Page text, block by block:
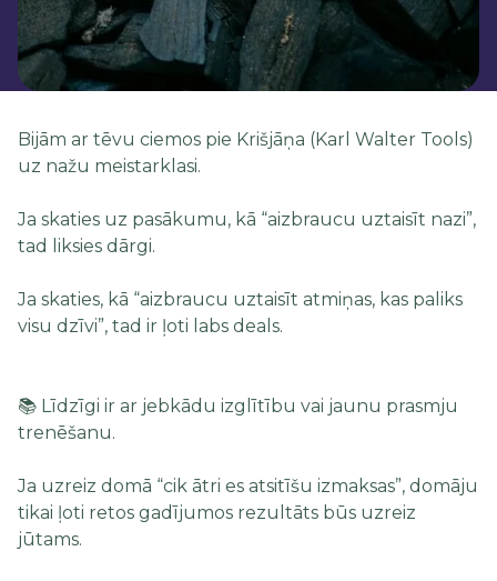
Bijām ar tēvu ciemos pie Krišjāņa (Karl Walter Tools)
uz nažu meistarklasi.
Ja skaties uz pasākumu, kā “aizbraucu uztaisīt nazi”,
tad liksies dārgi.
Ja skaties, kā “aizbraucu uztaisīt atmiņas, kas paliks
visu dzīvi”, tad ir ļoti labs deals.
📚 Līdzīgi ir ar jebkādu izglītību vai jaunu prasmju
trenēšanu.
Ja uzreiz domā “cik ātri es atsitīšu izmaksas”, domāju
tikai ļoti retos gadījumos rezultāts būs uzreiz
jūtams.